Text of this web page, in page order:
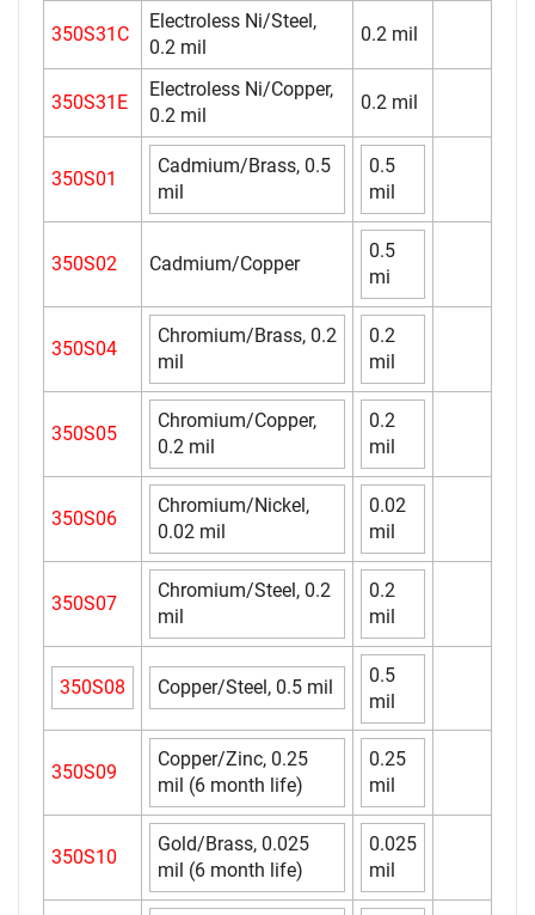
350S31C
Electroless Ni/Steel,
0.2 mil
0.2 mil
350S31E
Electroless Ni/Copper,
0.2 mil
0.2 mil
350S01
Cadmium/Brass, 0.5
mil
0.5
mil
350S02 Cadmium/Copper
0.5
mi
350S04
Chromium/Brass, 0.2
mil
0.2
mil
350S05
Chromium/Copper,
0.2 mil
0.2
mil
350S06
Chromium/Nickel,
0.02 mil
0.02
mil
350S07
Chromium/Steel, 0.2
mil
0.2
mil
350S08 Copper/Steel, 0.5 mil
0.5
mil
350S09
Copper/Zinc, 0.25
mil (6 month life)
0.25
mil
350S10
Gold/Brass, 0.025
mil (6 month life)
0.025
mil